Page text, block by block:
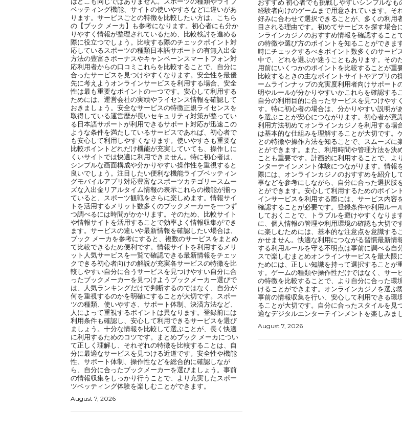
ベッティング機能、サイトの使いやすさなどに違いがあ
ります。サービスごとの特徴を比較したい方は、こちら
の【ブック メーカ】も参考になります。初心者にも分か
りやすく情報が整理されているため、比較検討を進める
際に役立つでしょう。比較する際のチェックポイント対
応しているスポーツの種類日本語サポートの有無入出金
方法の豊富さボーナスやキャンペーンスマートフォン対
応利用者からの口コミこれらを比較することで、自分に
合ったサービスを見つけやすくなります。安全性を最優
先に考えようオンラインサービスを利用する場合、安全
性は最も重要なポイントの一つです。安心して利用する
ためには、運営会社の実績やライセンス情報を確認して
おきましょう。安全なサービスの特徴正規ライセンスを
取得している運営歴が長いセキュリティ対策が整ってい
る日本語サポートが利用できるサポート対応が迅速この
ような条件を満たしているサービスであれば、初心者で
も安心して利用しやすくなります。使いやすさも重要な
比較ポイントどれだけ機能が充実していても、操作しに
くいサイトでは快適に利用できません。特に初心者は、
シンプルな画面構成や分かりやすい操作性を重視すると
良いでしょう。注目したい便利な機能ライブベッティン
グモバイルアプリ対応豊富なスポーツカテゴリースムー
ズな入出金リアルタイム情報の表示これらの機能が揃っ
ていると、スポーツ観戦をさらに楽しめます。情報サイ
トを活用するメリット数多くのブックメーカーを一つず
つ調べるには時間がかかります。そのため、比較サイト
や情報サイトを活用することで効率よく情報収集ができ
ます。サービスの違いや最新情報を確認したい場合は、
ブック メーカを参考にすると、複数のサービスをまとめ
て比較できるため便利です。情報サイトを利用するメリ
ット人気サービスを一覧で確認できる最新情報をチェッ
クできる初心者向けの解説が充実各サービスの特徴を比
較しやすい自分に合うサービスを見つけやすい自分に合
ったブックメーカーを見つけようブックメーカー選びで
は、人気ランキングだけで判断するのではなく、自分が
何を重視するのかを明確にすることが大切です。スポー
ツの種類、使いやすさ、サポート体制、決済方法など、
人によって重視するポイントは異なります。登録前には
利用条件も確認し、安心して利用できるサービスを選び
ましょう。十分な情報を比較して選ぶことが、長く快適
に利用するためのコツです。まとめブック メーカについ
て正しく理解し、それぞれの特徴を比較することは、自
分に最適なサービスを見つける近道です。安全性や機能
性、サポート体制、操作性などを総合的に確認しなが
ら、自分に合ったブックメーカーを選びましょう。事前
の情報収集をしっかり行うことで、より充実したスポー
ツベッティング体験を楽しむことができます。
August 7, 2026
おすすめ 初心者でも挑戦しやすいシンプルなも
経験者向けのゲームまで用意されています。そ
好みに合わせて選択できることが、多くの利用
目される理由です。初めてサービスを探す場合
ンラインカジノのおすすめ情報を確認すること
の特徴や選び方のポイントを知ることができま
時にチェックするべきポイント数多くのサービ
中で、どれを選ぶか迷うこともあります。その
用前にいくつかのポイントを比較することが重
比較するときの主なポイントサイトやアプリの
ームラインナップの充実度利用者向けサポート
明やルールが分かりやすいかこれらを確認する
自分の利用目的に合ったサービスを見つけやす
す。特に初心者の場合は、分かりやすい説明が
を選ぶことが安心につながります。初心者が意
利用方法初めてオンラインカジノを利用する場
は基本的な仕組みを理解することが大切です。
との特徴や操作方法を知ることで、スムーズに
とができます。また、利用時間や管理方法を決
ことも重要です。計画的に利用することで、よ
ンターテインメント体験につながります。情報
際には、オンラインカジノのおすすめを紹介し
事などを参考にしながら、自分に合った選択肢
とができます。安心して利用するためのポイン
インサービスを利用する際には、サービス内容
確認することが必要です。登録条件や利用ルー
しておくことで、トラブルを避けやすくなりま
に、個人情報の管理や利用環境の確認も大切で
に楽しむためには、基本的な注意点を意識する
かせません。快適な利用につながる習慣最新情
する利用ルールを守る不明点は事前に調べる自
スで楽しむまとめオンラインサービスを最大限
ためには、正しい知識を持って選択することが
す。ゲームの種類や操作性だけではなく、サー
の特徴を比較することで、より自分に合った環
けることができます。オンラインカジノを選ぶ
事前の情報収集を行い、安心して利用できる環
ることが大切です。自分に合ったスタイルを見
適なデジタルエンターテインメントを楽しみま
August 7, 2026